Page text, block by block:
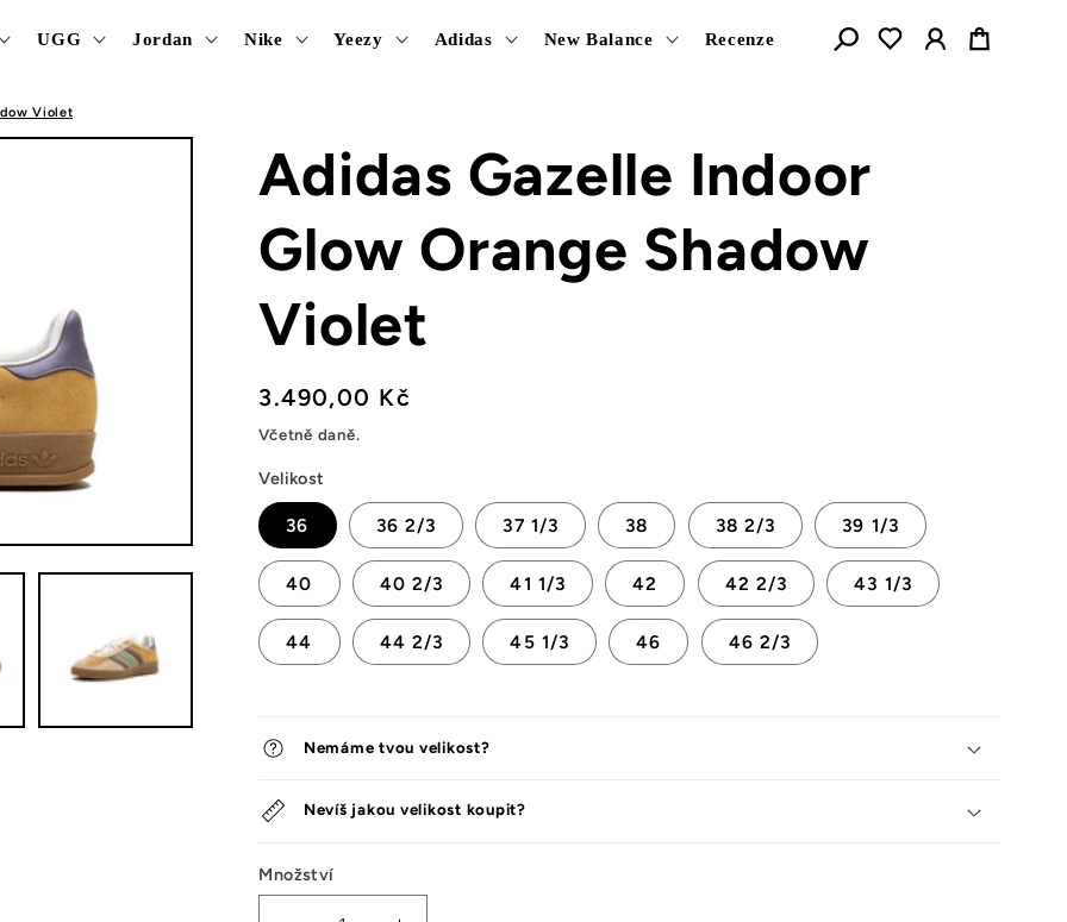
UGG Jordan Nike Yeezy Adidas New Balance Recenze Košík
Violet
Adidas Gazelle Indoor
Glow Orange Shadow
Violet
Běžná
cena
3.490,00 Kč
Včetně daně.
Velikost
36 36 2/3 37 1/3 38 38 2/3 39 1/3
40 40 2/3 41 1/3 42 42 2/3 43 1/3
44 44 2/3 45 1/3 46 46 2/3
Nemáme tvou velikost?
Nevíš jakou velikost koupit?
Množství